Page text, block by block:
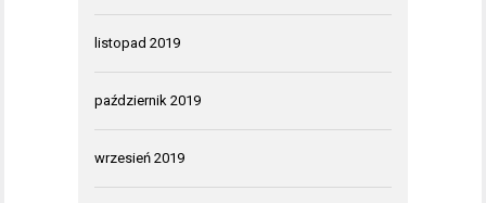
listopad 2019
październik 2019
wrzesień 2019